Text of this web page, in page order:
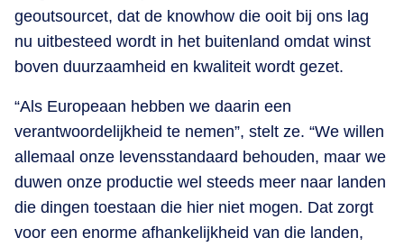
geoutsourcet, dat de knowhow die ooit bij ons lag
nu uitbesteed wordt in het buitenland omdat winst
boven duurzaamheid en kwaliteit wordt gezet.
“Als Europeaan hebben we daarin een
verantwoordelijkheid te nemen”, stelt ze. “We willen
allemaal onze levensstandaard behouden, maar we
duwen onze productie wel steeds meer naar landen
die dingen toestaan die hier niet mogen. Dat zorgt
voor een enorme afhankelijkheid van die landen,